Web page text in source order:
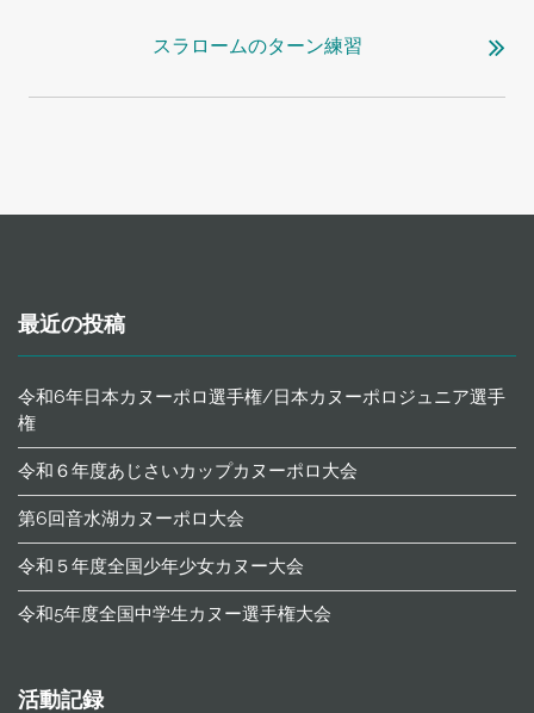
スラロームのターン練習
最近の投稿
令和6年日本カヌーポロ選手権/日本カヌーポロジュニア選手
権
令和６年度あじさいカップカヌーポロ大会
第6回音水湖カヌーポロ大会
令和５年度全国少年少女カヌー大会
令和5年度全国中学生カヌー選手権大会
活動記録